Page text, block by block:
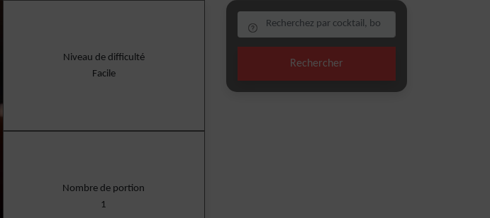
Niveau de difficulté
Facile
Nombre de portion
1
Rechercher